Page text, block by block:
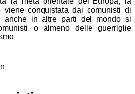
viene conquistata dai comunisti di
anche in altre parti del mondo si
o almeno delle guerriglie